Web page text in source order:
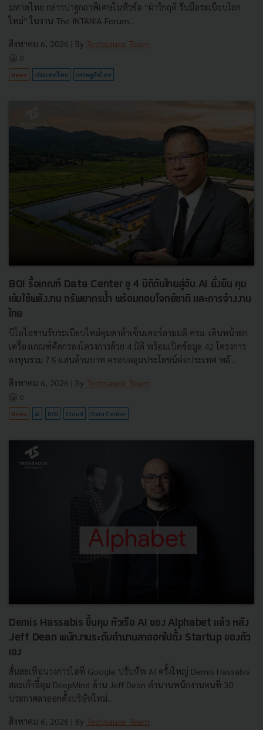
มหาดไทย กล่าวปาฐกถาพิเศษในหัวข้อ “ฝ่าวิกฤติ รับมือระเบียบโลก
ใหม่” ในงาน The INTANIA Forum...
สิงหาคม 6, 2026 | By Techsauce Team
0
News ประเทศไทย เศรษฐกิจไทย
BOI รื้อเกณฑ์ Data Center ชู 4 มิติดันไทยสู่ฮับ AI ยั่งยืน คุม
เข้มใช้พลังงาน ทรัพยากรน้ำ พร้อมตอบโจทย์ชาติ และการจ้างงาน
ไทย
บีโอไอขานรับระเบียบใหม่คุมดาต้าเซ็นเตอร์ตามมติ ครม. เดินหน้ายก
เครื่องเกณฑ์คัดกรองโครงการด้วย 4 มิติ พร้อมเปิดข้อมูล 42 โครงการ
ลงทุนรวม 7.5 แสนล้านบาท ครอบคลุมประโยชน์ต่อประเทศ พลั...
สิงหาคม 6, 2026 | By Techsauce Team
0
News AI BOI Cloud Data Center
Demis Hassabis ขึ้นคุม หัวเรือ AI ของ Alphabet แล้ว หลัง
Jeff Dean พนักงานระดับตำนานลาออกไปตั้ง Startup ของตัว
เอง
สั่นสะเทือนวงการไอที Google ปรับทัพ AI ครั้งใหญ่ Demis Hassabis
สละเก้าอี้คุม DeepMind ด้าน Jeff Dean ตำนานพนักงานคนที่ 30
ประกาศลาออกตั้งบริษัทใหม่...
สิงหาคม 6, 2026 | By Techsauce Team